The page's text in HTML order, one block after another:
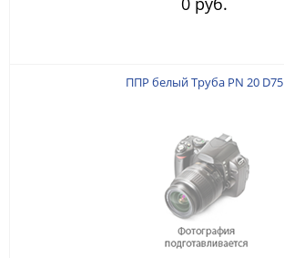
ППР белый Труба PN 20 D75